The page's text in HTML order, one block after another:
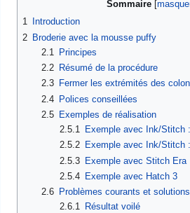
Sommaire
1
Introduction
2 Broderie avec la mousse puffy
2.1
Principes
2.2
Résumé de la procédure
2.3
Fermer les extrémités des
2.4
Polices conseillées
2.5
Exemples de réalisation
2.5.1 Exemple avec Ink/Stitch
2.5.2 Exemple avec Ink/
2.5.3 Exemple avec Stitch Era
2.5.4 Exemple avec Hatch 3
2.6
Problèmes courants et solutions
2.6.1 Résultat voilé